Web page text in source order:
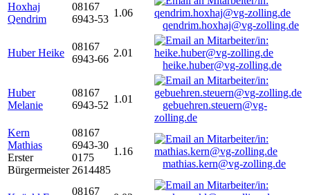
Hoxhaj
Qendrim
08167
6943-53
1.06
qendrim.hoxhaj@vg-zolling.de
Huber Heike
08167
6943-66
2.01
heike.huber@vg-zolling.de
Huber
Melanie
08167
6943-52
1.01
gebuehren.steuern@vg-
zolling.de
Kern
Mathias
Erster
Bürgermeister
08167
6943-30
0175
2614485
1.16
mathias.kern@vg-zolling.de
08167